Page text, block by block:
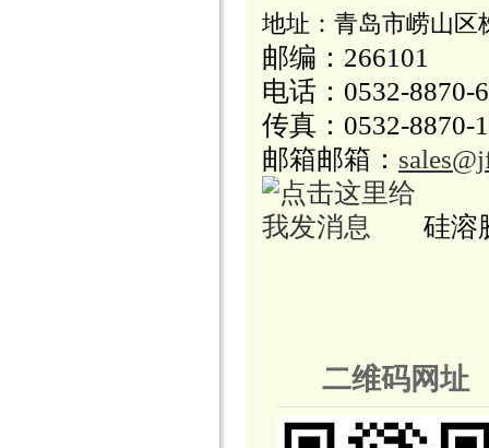
地址：青岛市崂山区
邮编：266101
电话：0532-8870-
传真：0532-8870-
邮箱邮箱：
硅溶
二维码网址